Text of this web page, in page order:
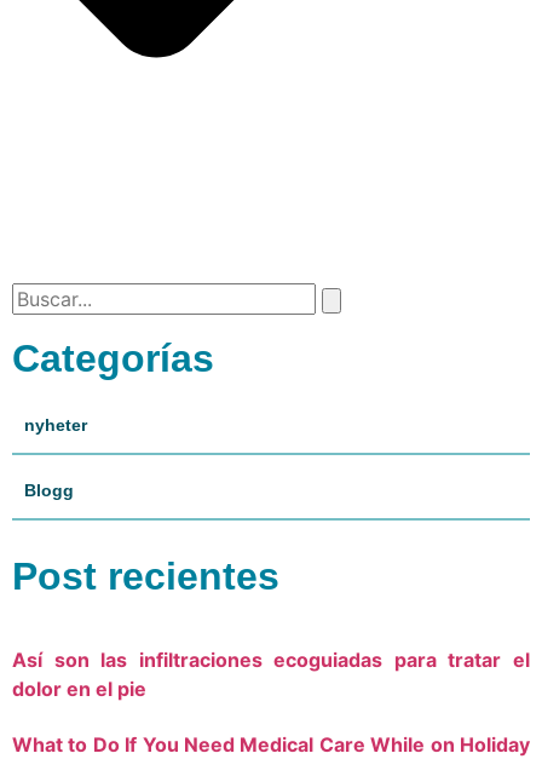
Categorías
nyheter
Blogg
Post recientes
Así son las infiltraciones ecoguiadas para tratar el
dolor en el pie
What to Do If You Need Medical Care While on Holiday